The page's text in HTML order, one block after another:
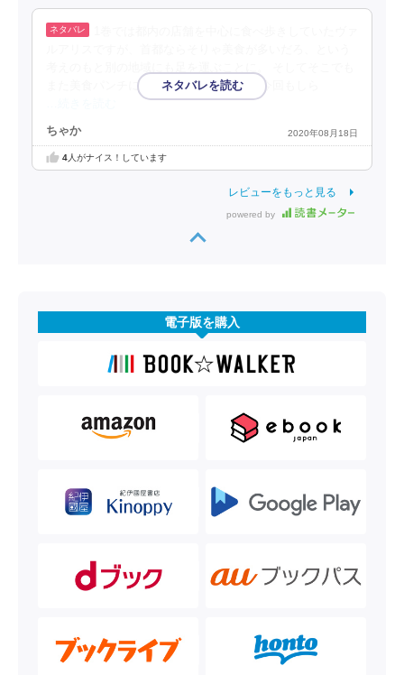
また美食パンチに敗北をするんですが。 今回もしら
ちゃか 2020年08月18日
4人がナイス！しています
レビューをもっと見る
powered by
電子版を購入